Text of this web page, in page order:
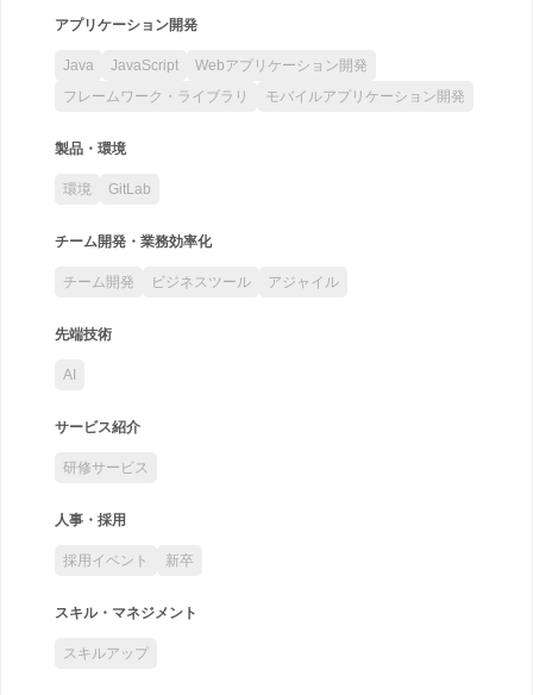
アプリケーション開発
Java JavaScript
Webアプリケーション開発
フレームワーク・ライブラリ
モバイルアプリケーション開発
製品・環境
環境 GitLab
チーム開発・業務効率化
チーム開発 ビジネスツール アジャイル
先端技術
AI
サービス紹介
研修サービス
人事・採用
採用イベント 新卒
スキル・マネジメント
スキルアップ